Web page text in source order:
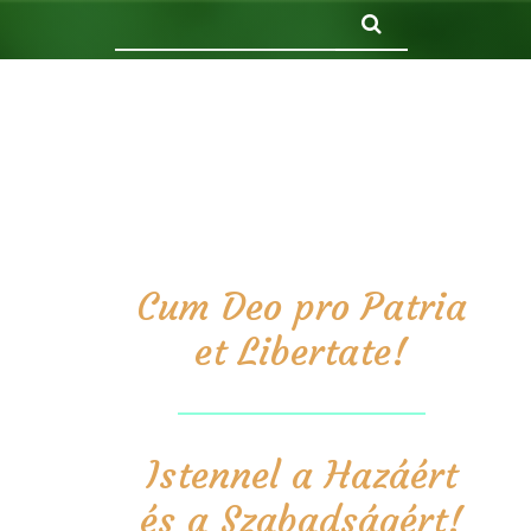
Cum Deo pro Patria
et Libertate!
Istennel a Hazáért
és a Szabadságért!